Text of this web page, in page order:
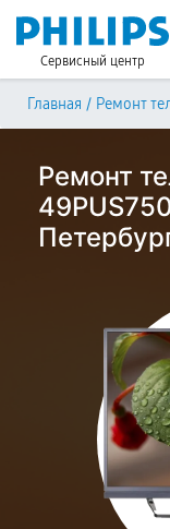
Сервисный центр
Главная / Ремонт
Ремонт